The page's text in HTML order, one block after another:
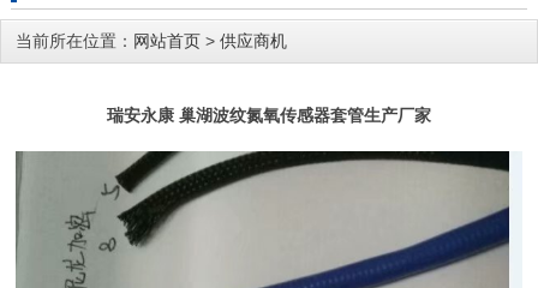
当前所在位置： 网站首页 > 供应商机
瑞安永康 巢湖波纹氮氧传感器套管生产厂家